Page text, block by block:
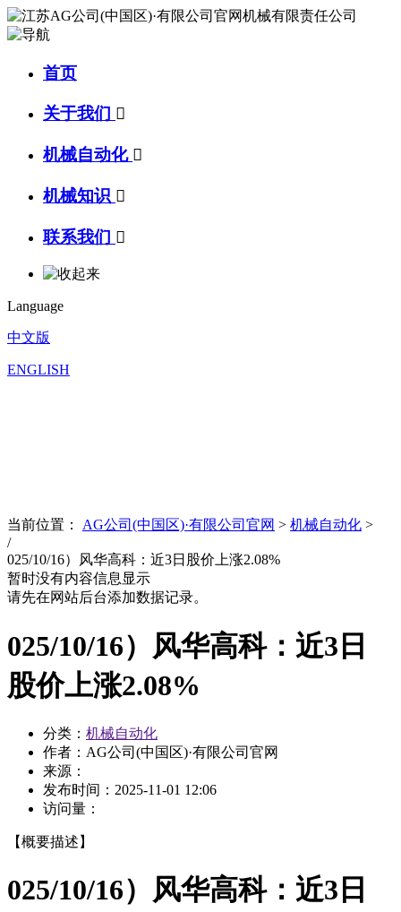
首页
关于我们 
机械自动化 
机械知识 
联系我们 
Language
中文版
ENGLISH
当前位置： AG公司(中国区)·有限公司官网 > 机械自动化 >
/
025/10/16）风华高科：近3日股价上涨2.08%
暂时没有内容信息显示
请先在网站后台添加数据记录。
025/10/16）风华高科：近3日
股价上涨2.08%
分类： 机械自动化
作者：AG公司(中国区)·有限公司官网
来源：
发布时间： 2025-11-01 12:06
访问量：
【概要描述】
025/10/16）风华高科：近3日